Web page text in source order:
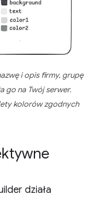
i opis firmy, grupę
go na Twój serwer.
kolorów zgodnych
działa